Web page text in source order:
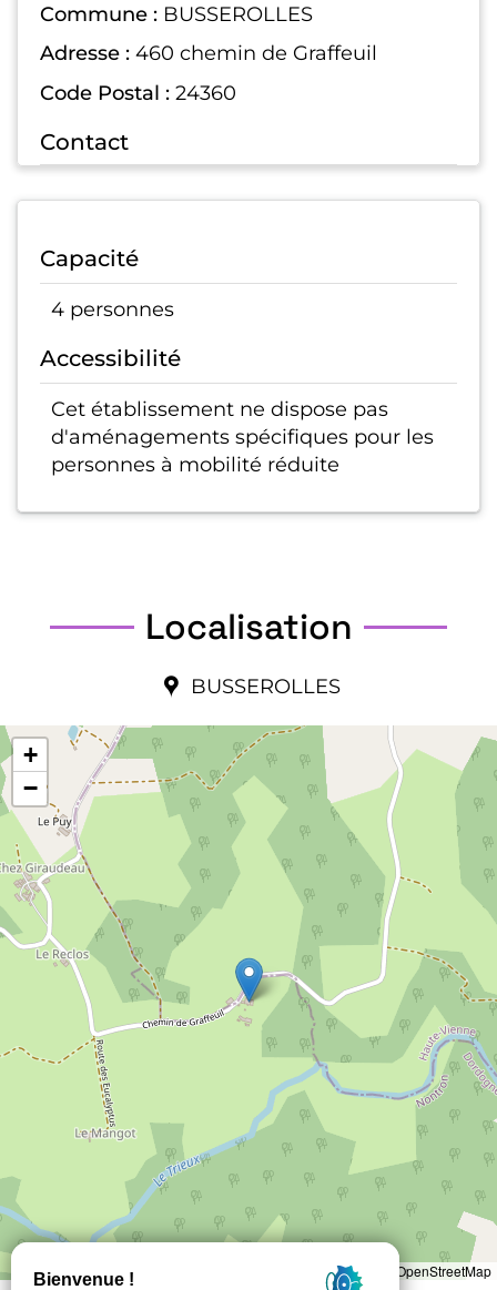
Commune : BUSSEROLLES
Adresse : 460 chemin de Graffeuil
Code Postal : 24360
Contact
Capacité
4 personnes
Accessibilité
Cet établissement ne dispose pas
d'aménagements spécifiques pour les
personnes à mobilité réduite
Localisation
BUSSEROLLES
+
−
Leaflet OpenStreetMap